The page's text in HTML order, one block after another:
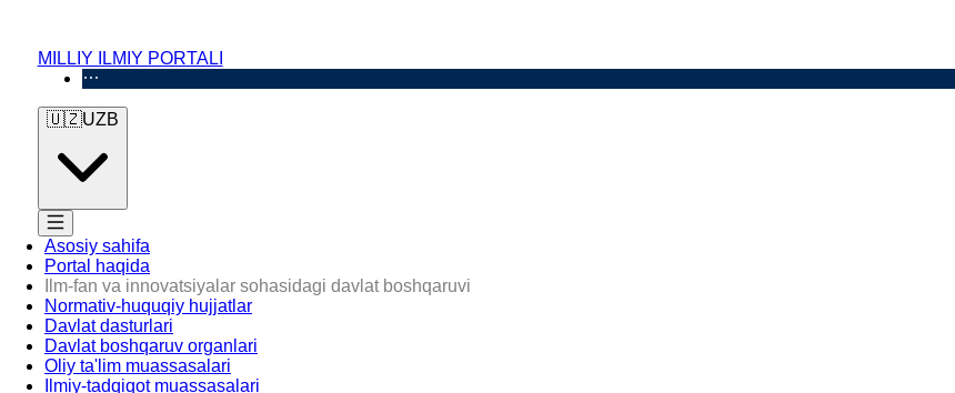
MILLIY ILMIY PORTALI
🇺🇿UZB
Asosiy sahifa
Portal haqida
Ilm-fan va innovatsiyalar sohasidagi davlat boshqaruvi
Normativ-huquqiy hujjatlar
Davlat dasturlari
Davlat boshqaruv organlari
Oliy ta'lim muassasalari
Ilmiy-tadqiqot muassasalari